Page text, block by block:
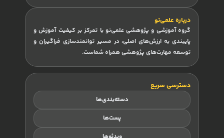
درباره علمی‌نو
گروه آموزشی و پژوهشی علمی‌نو با تمرکز بر کیفیت آموزش و
پایبندی به ارزش‌های اصلی، در مسیر توانمندسازی فراگیران و
توسعه مهارت‌های پژوهشی همراه شماست.
دسترسی سریع
دسته‌بندی‌ها
پست‌ها